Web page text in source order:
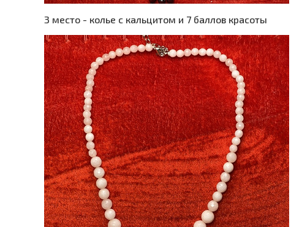
3 место - колье с кальцитом и 7 баллов красоты